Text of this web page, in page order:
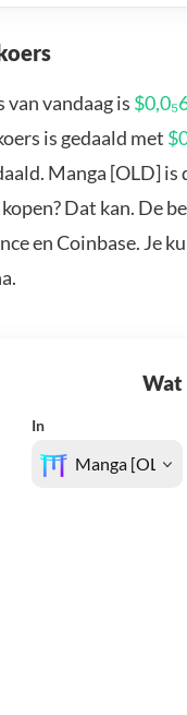
van vandaag is
is gedaald met
Manga [OLD]
Dat kan. De
en Coinbase. Je
Wat
In